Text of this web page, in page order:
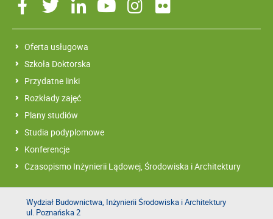
Oferta usługowa
Szkoła Doktorska
Przydatne linki
Rozkłady zajęć
Plany studiów
Studia podyplomowe
Konferencje
Czasopismo Inżynierii Lądowej, Środowiska i Architektury
Wydział Budownictwa, Inżynierii Środowiska i Architektury
ul. Poznańska 2